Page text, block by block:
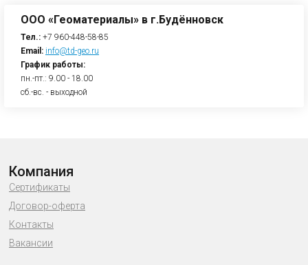
ООО «Геоматериалы» в г.Будённовск
Тел.: +7 960-448-58-85
Email: info@td-geo.ru
График работы:
пн.-пт.: 9.00 - 18.00
сб.-вс. - выходной
Компания
Сертификаты
Договор-оферта
Контакты
Вакансии